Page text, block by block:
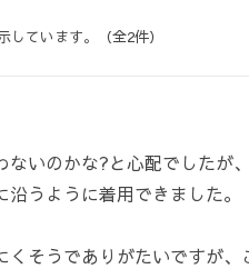
しています。（全2件）
いのかな?と心配でしたが
うように着用できました。
そうでありがたいですが、